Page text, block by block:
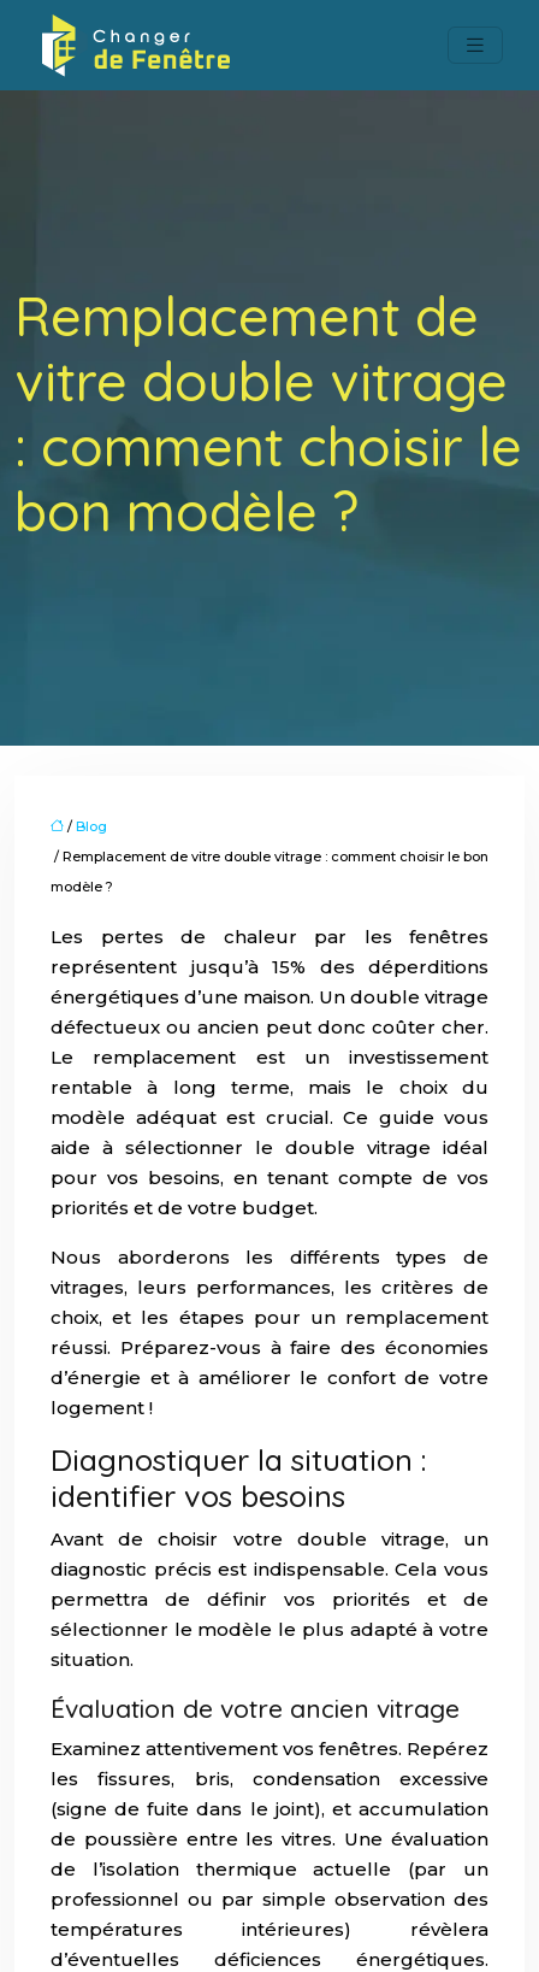
Remplacement de
vitre double vitrage
: comment choisir le
bon modèle ?
/ Blog
/ Remplacement de vitre double vitrage : comment choisir le bon
modèle ?
Les pertes de chaleur par les fenêtres
représentent jusqu’à 15% des déperditions
énergétiques d’une maison. Un double vitrage
défectueux ou ancien peut donc coûter cher.
Le remplacement est un investissement
rentable à long terme, mais le choix du
modèle adéquat est crucial. Ce guide vous
aide à sélectionner le double vitrage idéal
pour vos besoins, en tenant compte de vos
priorités et de votre budget.
Nous aborderons les différents types de
vitrages, leurs performances, les critères de
choix, et les étapes pour un remplacement
réussi. Préparez-vous à faire des économies
d’énergie et à améliorer le confort de votre
logement !
Diagnostiquer la situation :
identifier vos besoins
Avant de choisir votre double vitrage, un
diagnostic précis est indispensable. Cela vous
permettra de définir vos priorités et de
sélectionner le modèle le plus adapté à votre
situation.
Évaluation de votre ancien vitrage
Examinez attentivement vos fenêtres. Repérez
les fissures, bris, condensation excessive
(signe de fuite dans le joint), et accumulation
de poussière entre les vitres. Une évaluation
de l’isolation thermique actuelle (par un
professionnel ou par simple observation des
températures intérieures) révèlera
d’éventuelles déficiences énergétiques.